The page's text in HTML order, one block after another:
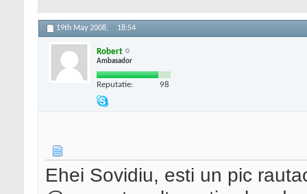
19th May 2008, 18:54
Robert
Ambasador
Reputatie: 98
Ehei Sovidiu, esti un pic